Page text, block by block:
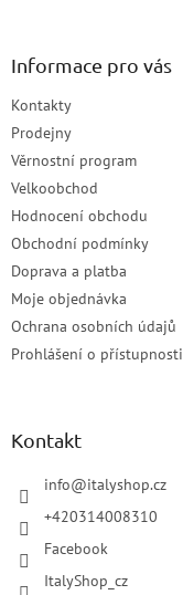
Informace pro vás
Kontakty
Prodejny
Věrnostní program
Velkoobchod
Hodnocení obchodu
Obchodní podmínky
Doprava a platba
Moje objednávka
Ochrana osobních údajů
Prohlášení o přístupnosti
Kontakt
info@italyshop.cz
+420314008310
Facebook
ItalyShop_cz